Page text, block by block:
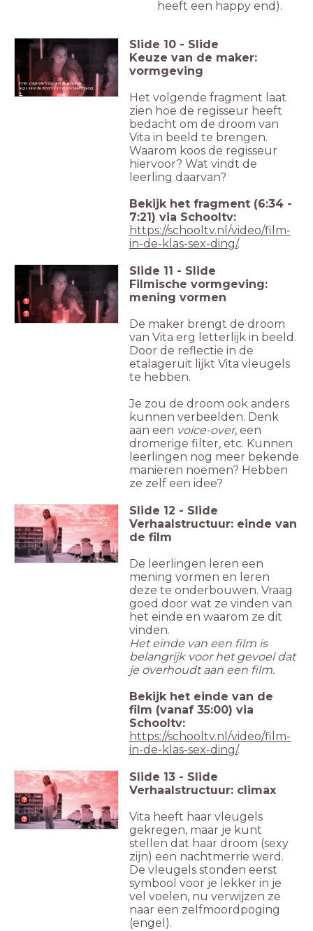
heeft een happy end).
In het volgende fragment zie je hoe de
regisseur de droom van Vita in beeld brengt.
►
Slide 10 - Slide
Keuze van de maker:
vormgeving
Het volgende fragment laat
zien hoe de regisseur heeft
bedacht om de droom van
Vita in beeld te brengen.
Waarom koos de regisseur
hiervoor? Wat vindt de
leerling daarvan?
Bekijk het fragment (6:34 -
7:21) via Schooltv:
https://schooltv.nl/video/film-
in-de-klas-sex-ding/.
Slide 11 - Slide
Filmische vormgeving:
mening vormen
De maker brengt de droom
van Vita erg letterlijk in beeld.
Door de reflectie in de
etalageruit lijkt Vita vleugels
te hebben.
Je zou de droom ook anders
kunnen verbeelden. Denk
aan een voice-over, een
dromerige filter, etc. Kunnen
leerlingen nog meer bekende
manieren noemen? Hebben
ze zelf een idee?
Nu kijken we nog een
keer naar het einde►
Slide 12 - Slide
Verhaalstructuur: einde van
de film
De leerlingen leren een
mening vormen en leren
deze te onderbouwen. Vraag
goed door wat ze vinden van
het einde en waarom ze dit
vinden.
Het einde van een film is
belangrijk voor het gevoel dat
je overhoudt aan een film.
Bekijk het einde van de
film (vanaf 35:00) via
Schooltv:
https://schooltv.nl/video/film-
in-de-klas-sex-ding/.
Slide 13 - Slide
Verhaalstructuur: climax
Vita heeft haar vleugels
gekregen, maar je kunt
stellen dat haar droom (sexy
zijn) een nachtmerrie werd.
De vleugels stonden eerst
symbool voor je lekker in je
vel voelen, nu verwijzen ze
naar een zelfmoordpoging
(engel).